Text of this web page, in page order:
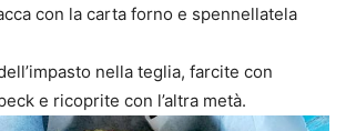
con la carta forno e spennellatela
nella teglia, farcite con
e ricoprite con l’altra metà.